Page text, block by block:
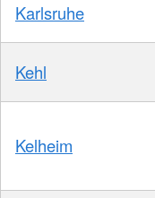
Karlsruhe
Kehl
Kelheim